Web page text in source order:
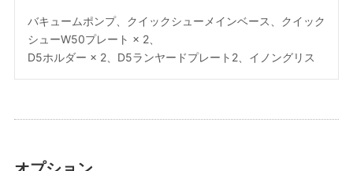
バキュームポンプ、クイックシューメインベース、クイック
シューW50プレート × 2、
D5ホルダー × 2、D5ランヤードプレート2、イノングリス